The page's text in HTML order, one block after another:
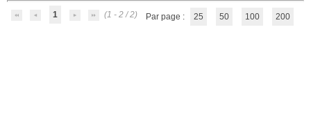
1 (1 - 2 / 2) Par page : 25 50 100 200